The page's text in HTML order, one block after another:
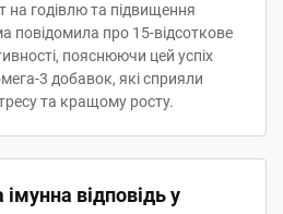
на годівлю та підвищення
повідомила про 15-відсоткове
пояснюючи цей успіх
3 добавок, які сприяли
та кращому росту.
відповідь у